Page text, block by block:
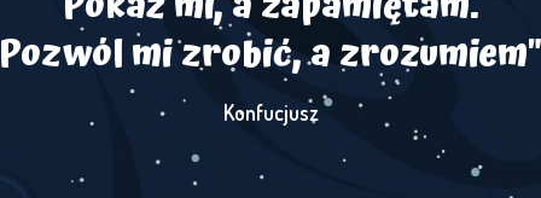
Pozwól mi zrobić, a zrozumiem"
Konfucjusz